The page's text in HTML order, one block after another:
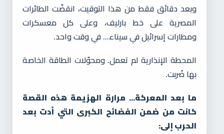
وبعد دقائق فقط من هذا التوقيت، انقضّت الطائرات
المصرية على خط بارليف، وعلى كل معسكرات
ومطارات إسرائيل في سيناء... في وقت واحد.
المحطة الإنذارية لم تعمل. ومحوّلات الطاقة الخاصة
بها ضُربت.
ما بعد المعركة... مرارة الهزيمة هذه القصة
كانت من ضمن الفضائح الكبرى التي أدت بعد
الحرب إلى: